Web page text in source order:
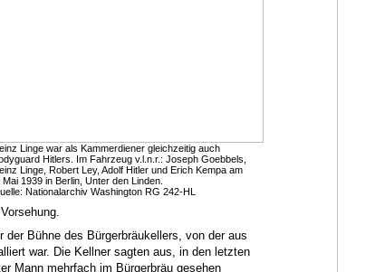
Linge war als Kammerdiener gleichzeitig auch
Hitlers. Im Fahrzeug v.l.n.r.: Joseph Goebbels,
Linge, Robert Ley, Adolf Hitler und Erich Kempa am
Mai 1939 in Berlin, Unter den Linden.
Nationalarchiv Washington RG 242-HL
Bühne des Bürgerbräukellers, von der aus
war. Die Kellner sagten aus, in den letzten
Mann mehrfach im Bürgerbräu gesehen